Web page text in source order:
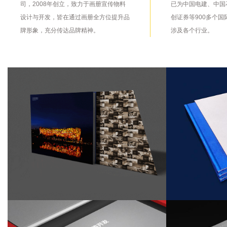
司，2008年创立，致力于画册宣传物料
设计与开发，皆在通过画册全方位提升品
牌形象，充分传达品牌精神。
已为中国电建、中
创证券等900多个国
涉及各个行业。